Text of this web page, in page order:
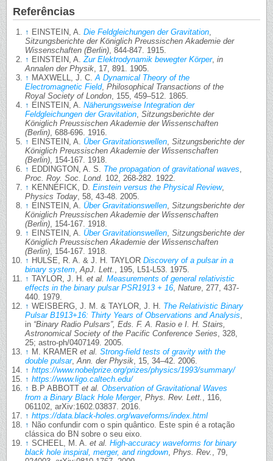
Referências
↑ EINSTEIN, A. Die Feldgleichungen der Gravitation,
Sitzungsberichte der Königlich Preussischen Akademie der
Wissenschaften (Berlin), 844-847. 1915.
↑ EINSTEIN, A.Zur Elektrodynamik bewegter Körper, in
Annalen der Physik, 17, 891. 1905.
↑ MAXWELL, J. C.A Dynamical Theory of the
Electromagnetic Field, Philosophical Transactions of the
Royal Society of London, 155, 459–512. 1865.
↑ EINSTEIN, A. Näherungsweise Integration der
Feldgleichungen der Gravitation, Sitzungsberichte der
Königlich Preussischen Akademie der Wissenschaften
(Berlin), 688-696. 1916.
↑ EINSTEIN, A. Über Gravitationswellen, Sitzungsberichte der
Königlich Preussischen Akademie der Wissenschaften
(Berlin), 154-167. 1918.
↑ EDDINGTON, A. S. The propagation of gravitational waves,
Proc. Roy. Soc. Lond. 102, 268-282. 1922.
↑ KENNEFICK, D. Einstein versus the Physical Review,
Physics Today, 58, 43-48. 2005.
↑ EINSTEIN, A. Über Gravitationswellen, Sitzungsberichte der
Königlich Preussischen Akademie der Wissenschaften
(Berlin), 154-167. 1918.
↑ EINSTEIN, A. Über Gravitationswellen, Sitzungsberichte der
Königlich Preussischen Akademie der Wissenschaften
(Berlin), 154-167. 1918.
↑ HULSE, R. A. & J. H. TAYLOR Discovery of a pulsar in a
binary system,ApJ. Lett. , 195, L51-L53. 1975.
↑ TAYLOR, J. H. et al. Measurements of general relativistic
effects in the binary pulsar PSR1913 + 16, Nature, 277, 437-
440. 1979.
↑ WEISBERG, J. M. & TAYLOR, J. H. The Relativistic Binary
Pulsar B1913+16: Thirty Years of Observations and Analysis,
in “Binary Radio Pulsars”, Eds. F. A. Rasio e I. H. Stairs,
Astronomical Society of the Pacific Conference Series, 328,
25; astro-ph/0407149. 2005.
↑ M. KRAMER et al. Strong-field tests of gravity with the
double pulsar,Ann. der Physik, 15, 34–42. 2006.
↑ https://www.nobelprize.org/prizes/physics/1993/summary/
↑ https://www.ligo.caltech.edu/
↑ B.P ABBOTT et al. Observation of Gravitational Waves
from a Binary Black Hole Merger, Phys. Rev. Lett. , 116,
061102, arXiv:1602.03837. 2016.
↑ https://data.black-holes.org/waveforms/index.html
↑ Não confundir com o spin quântico. Este spin é a rotação
clássica do BN sobre o seu eixo.
↑ SCHEEL, M. A. et al. High-accuracy waveforms for binary
black hole inspiral, merger, and ringdown, Phys. Rev. , 79,